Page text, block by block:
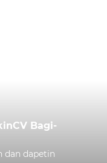
Bagi-
dan dapetin